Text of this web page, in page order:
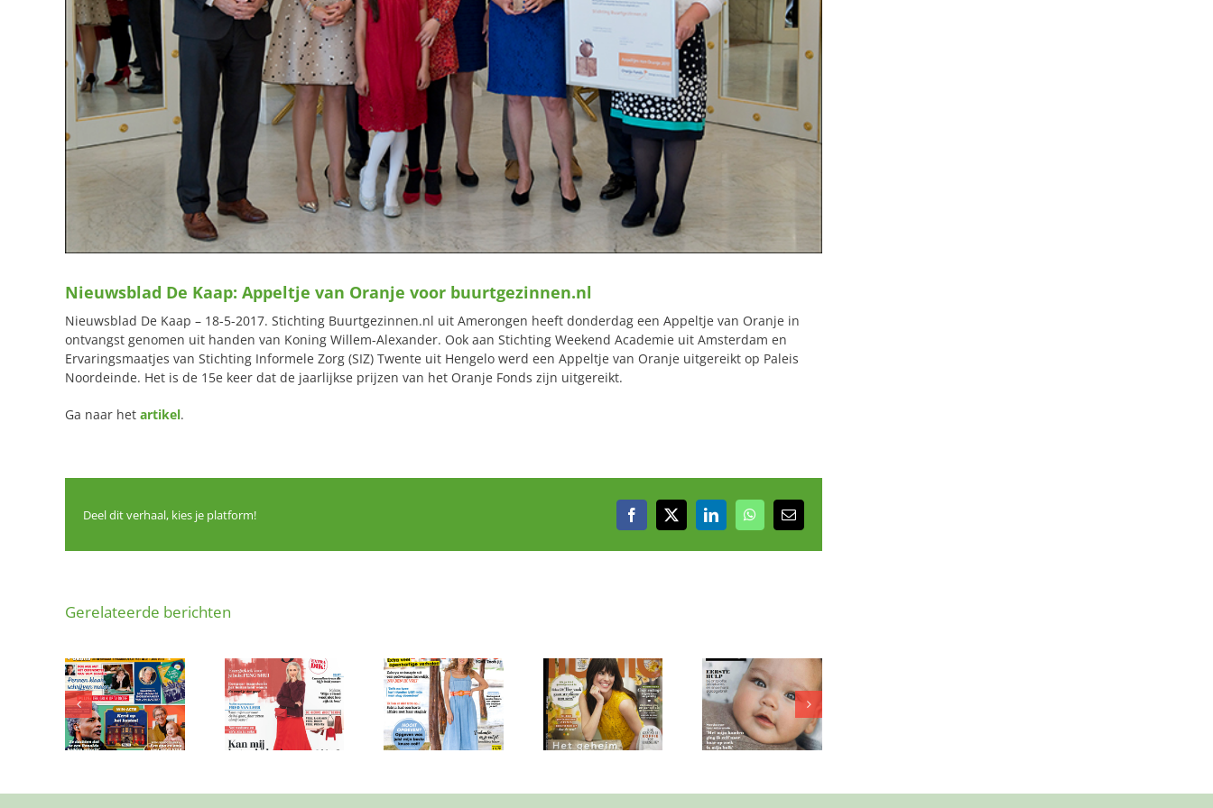
Nieuwsblad De Kaap: Appeltje van Oranje voor buurtgezinnen.nl
Nieuwsblad De Kaap – 18-5-2017. Stichting Buurtgezinnen.nl uit Amerongen heeft donderdag een Appeltje van Oranje in
ontvangst genomen uit handen van Koning Willem-Alexander. Ook aan Stichting Weekend Academie uit Amsterdam en
Ervaringsmaatjes van Stichting Informele Zorg (SIZ) Twente uit Hengelo werd een Appeltje van Oranje uitgereikt op Paleis
Noordeinde. Het is de 15e keer dat de jaarlijkse prijzen van het Oranje Fonds zijn uitgereikt.
Ga naar het artikel.
Deel dit verhaal, kies je platform! Facebook
X LinkedInWhatsApp
E-
mail
Gerelateerde berichten
Margriet
september 2025
Vriendin
augustus 2025
Libelle augustus
2025
It takes a village
– WIJ Magazine
Fabulous Mama
juli 2025